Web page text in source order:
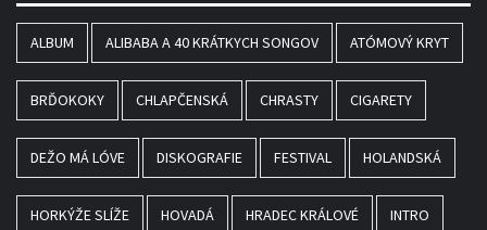
ALBUM ALIBABA A 40 KRÁTKYCH SONGOV ATÓMOVÝ KRYT
BRĎOKOKY CHLAPČENSKÁ CHRASTY CIGARETY
DEŽO MÁ LÓVE DISKOGRAFIE FESTIVAL HOLANDSKÁ
HORKÝŽE SLÍŽE HOVADÁ HRADEC KRÁLOVÉ INTRO